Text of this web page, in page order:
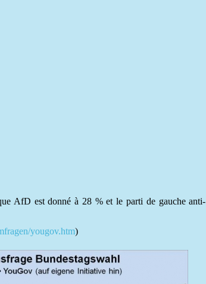
AfD est donné à 28 % et le parti de gauche anti-
yougov.htm)